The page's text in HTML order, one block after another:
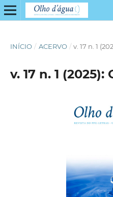
INÍCIO / ACERVO / v. 17 n. 1
v. 17 n. 1